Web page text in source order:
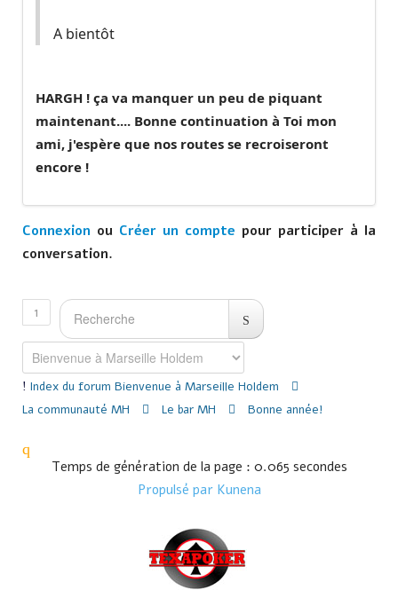
A bientôt
HARGH ! ça va manquer un peu de piquant
maintenant.... Bonne continuation à Toi mon
ami, j'espère que nos routes se recroiseront
encore !
Connexion ou Créer un compte pour participer à la
conversation.
1
Index du forum Bienvenue à Marseille Holdem
La communauté MH
Le bar MH Bonne année!
Temps de génération de la page : 0.065 secondes
Propulsé par Kunena